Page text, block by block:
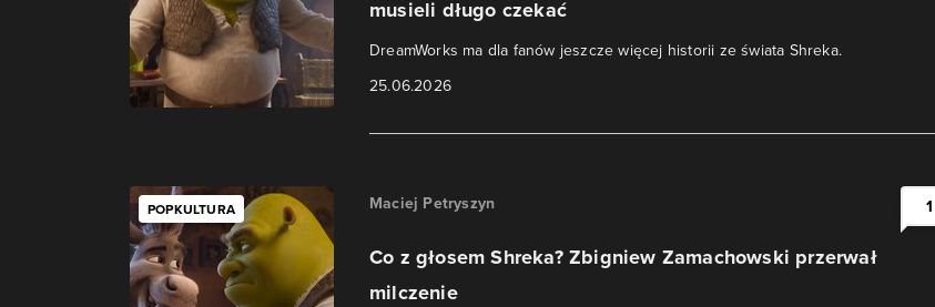
musieli długo czekać
DreamWorks ma dla fanów jeszcze więcej historii ze świata Shreka.
25.06.2026
POPKULTURA Maciej Petryszyn
Co z głosem Shreka? Zbigniew Zamachowski przerwał
milczenie
1